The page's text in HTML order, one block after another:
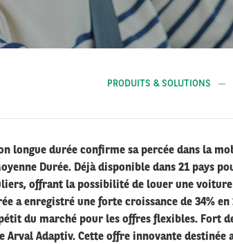
PRODUITS & SOLUTIONS
longue durée confirme sa percée dans la
Durée. Déjà disponible dans 21 pays
offrant la possibilité de louer une voiture
a enregistré une forte croissance de 34% en
du marché pour les offres flexibles. Fort
Arval Adaptiv. Cette offre innovante destinée